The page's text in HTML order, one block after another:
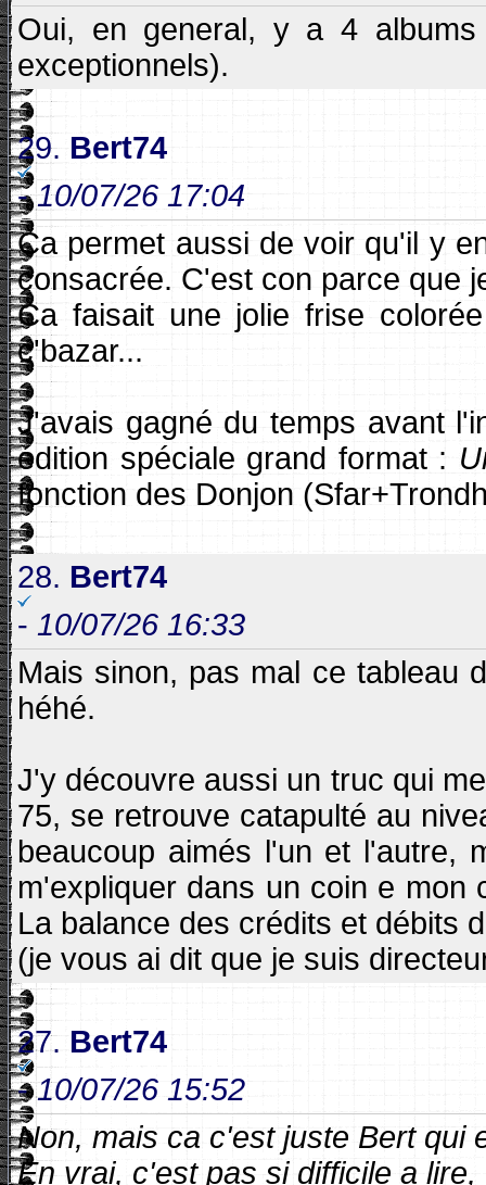
Oui, en general, y a 4
exceptionnels).
29. Bert74
-10/07/26 17:04
Ca permet aussi de voir qu'il y
consacrée. C'est con parce que
Ca faisait une jolie frise
c'bazar...
J'avais gagné du temps avant
édition spéciale grand format :
fonction des Donjon
28. Bert74
- 10/07/26 16:33
Mais sinon, pas mal ce tableau
héhé.
J'y découvre aussi un truc qui
75, se retrouve catapulté au
beaucoup aimés l'un et l'autre,
m'expliquer dans un coin e
La balance des crédits et débits
(je vous ai dit que je suis
27. Bert74
-10/07/26 15:52
Non, mais ca c'est juste Bert qui
En vrai, c'est pas si difficile a lire,